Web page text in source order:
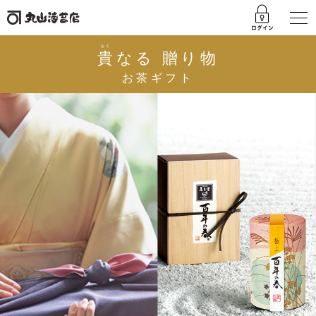
貴
あて
なる 贈り物
お茶ギフト